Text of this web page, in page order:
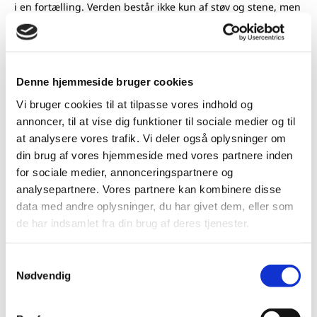
Denne hjemmeside bruger cookies
Vi bruger cookies til at tilpasse vores indhold og
annoncer, til at vise dig funktioner til sociale medier og til
at analysere vores trafik. Vi deler også oplysninger om
din brug af vores hjemmeside med vores partnere inden
for sociale medier, annonceringspartnere og
analysepartnere. Vores partnere kan kombinere disse
data med andre oplysninger, du har givet dem, eller som
de har indsamlet fra din brug af deres tjenester.
Nødvendig
i en fortælling. Verden består ikke kun af støv og stene, men
også af historie, ånd, hjerte og sprog. Vi må melde os ind i
fællesskabet for at bringe det til live.
væsner, må vi lære fra dem, der ved mere end os. For
Rousseau tog fejl, da han antog, at mennesket fødes som et
perfekt væsen, der kun skal afholdes fra at falde ned ad
trapper for at lære alting selv. Civilisationen, kulturen og
samfundet videregives gennem opdragelse og dannelse –
det sker ikke af sig selv. Derfor er barndommen også et
privilegie, vi må værne om, for der ligger en særlig frihed i
at være til i verden, men ikke at have arvet verden – endnu.
Kan man opdrage på forældre? Er det måske